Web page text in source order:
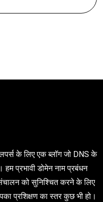
के लिए एक ब्लॉग जो DNS के
हम प्रभावी डोमेन नाम प्रबंधन
को सुनिश्चित करने के लिए
प्रशिक्षण का स्तर कुछ भी हो।